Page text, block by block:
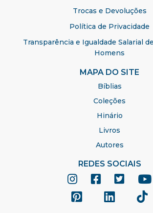
Trocas e Devoluções
Política de Privacidade
Transparência e Igualdade Salarial
Homens
MAPA DO SITE
Bíblias
Coleções
Hinário
Livros
Autores
REDES SOCIAIS